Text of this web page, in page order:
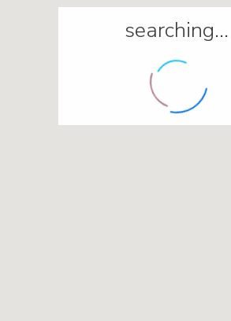
searching...